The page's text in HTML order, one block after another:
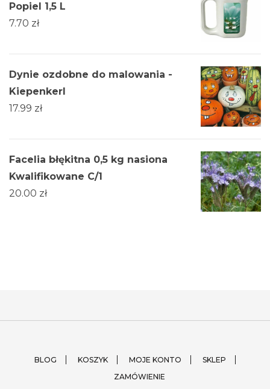
Popiel 1,5 L
7.70 zł
Dynie ozdobne do malowania -
Kiepenkerl
17.99 zł
Facelia błękitna 0,5 kg nasiona
Kwalifikowane C/1
20.00 zł
BLOG KOSZYK MOJE KONTO
SKLEP
ZAMÓWIENIE